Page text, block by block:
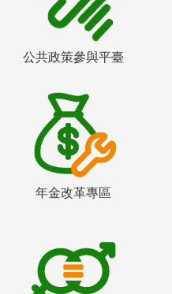
公共政策參與平臺
年金改革專區